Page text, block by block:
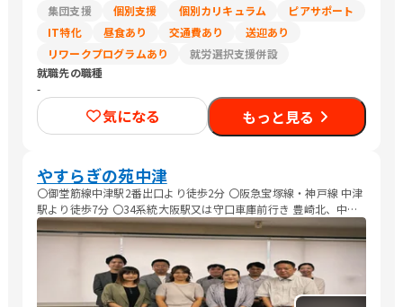
集団支援
個別支援 個別カリキュラム
ピアサポート
IT特化
昼食あり 交通費あり
送迎あり
リワークプログラムあり
就労選択支援併設
就職先の職種
-
気になる もっと見る
やすらぎの苑中津
〇御堂筋線中津駅2番出口より徒歩2分 〇阪急宝塚線・神戸線 中津
駅より徒歩7分 〇34系統大阪駅又は守口車庫前行き 豊崎北、中津
駅より徒歩2分 自力通所が困難な方、送迎サービスあり